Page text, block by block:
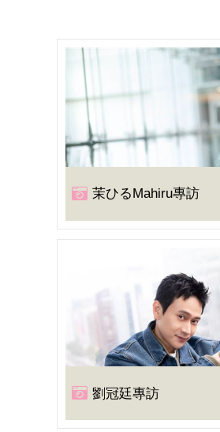
茉ひるMahiru專訪
劉冠廷專訪